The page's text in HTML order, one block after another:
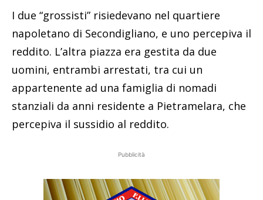
I due “grossisti” risiedevano nel quartiere
napoletano di Secondigliano, e uno percepiva il
reddito. L’altra piazza era gestita da due
uomini, entrambi arrestati, tra cui un
appartenente ad una famiglia di nomadi
stanziali da anni residente a Pietramelara, che
percepiva il sussidio al reddito.
Pubblicità